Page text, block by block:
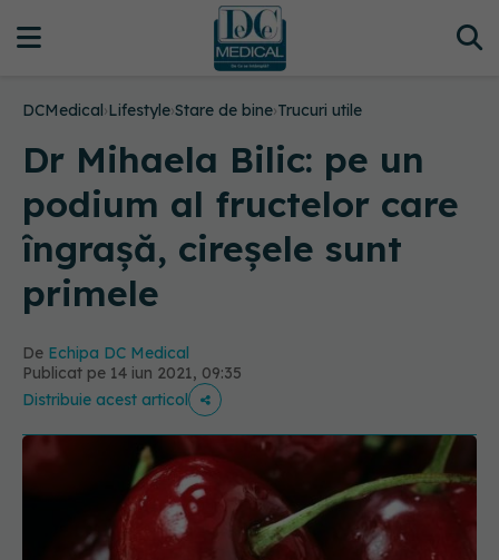
DCMedical›Lifestyle›Stare de bine›Trucuri utile
Dr Mihaela Bilic: pe un
podium al fructelor care
îngrașă, cireșele sunt
primele
De Echipa DC Medical
Publicat pe 14 iun 2021, 09:35
Distribuie acest articol